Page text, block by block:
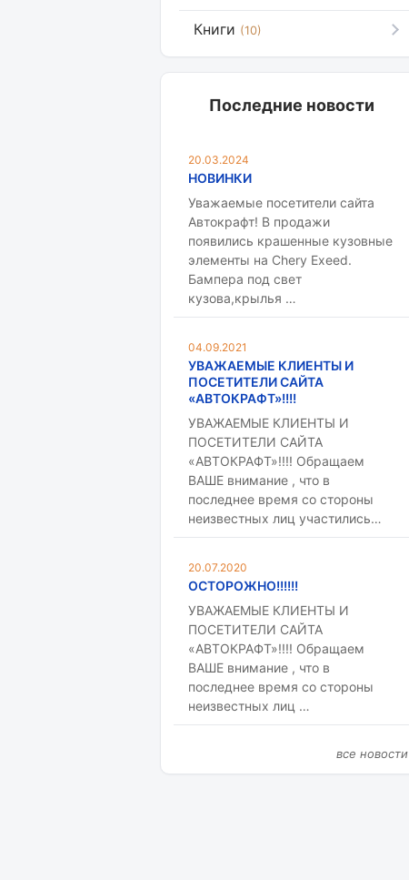
Книги (10)
Последние новости
20.03.2024
НОВИНКИ
Уважаемые посетители сайта
Автокрафт! В продажи
появились крашенные кузовные
элементы на Chery Exeed.
Бампера под свет
кузова,крылья …
04.09.2021
УВАЖАЕМЫЕ КЛИЕНТЫ И
ПОСЕТИТЕЛИ САЙТА
«АВТОКРАФТ»!!!!
УВАЖАЕМЫЕ КЛИЕНТЫ И
ПОСЕТИТЕЛИ САЙТА
«АВТОКРАФТ»!!!! Обращаем
ВАШЕ внимание , что в
последнее время со стороны
неизвестных лиц участились…
20.07.2020
ОСТОРОЖНО!!!!!!
УВАЖАЕМЫЕ КЛИЕНТЫ И
ПОСЕТИТЕЛИ САЙТА
«АВТОКРАФТ»!!!! Обращаем
ВАШЕ внимание , что в
последнее время со стороны
неизвестных лиц …
все новости